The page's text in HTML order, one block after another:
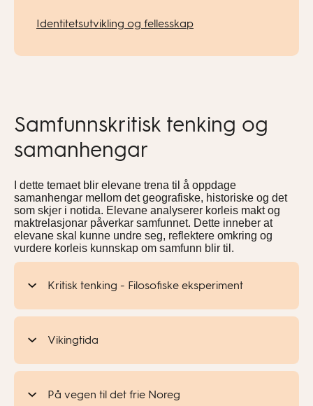
Identitetsutvikling og fellesskap
Samfunnskritisk tenking og
samanhengar
I dette temaet blir elevane trena til å oppdage
samanhengar mellom det geografiske, historiske og det
som skjer i notida. Elevane analyserer korleis makt og
maktrelasjonar påverkar samfunnet. Dette inneber at
elevane skal kunne undre seg, reflektere omkring og
vurdere korleis kunnskap om samfunn blir til.
Kritisk tenking - Filosofiske eksperiment
Vikingtida
På vegen til det frie Noreg